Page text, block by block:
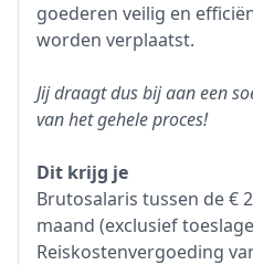
goederen veilig en
worden verplaatst.
Jij draagt dus bij aan een
van het gehele proces!
Dit krijg je
Brutosalaris tussen de €
maand (exclusief
Reiskostenvergoeding